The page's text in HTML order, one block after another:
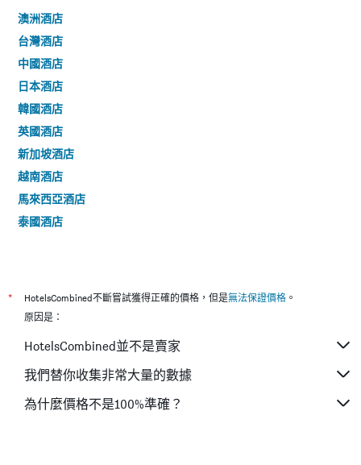
澳洲酒店
台灣酒店
中國酒店
日本酒店
韓國酒店
英國酒店
新加坡酒店
越南酒店
馬來西亞酒店
泰國酒店
* HotelsCombined不斷嘗試獲得正確的價格，但是無法保證價格 。
原因是：
HotelsCombined並不是賣家
我們替你收集非常大量的數據
為什麼價格不是100%準確？